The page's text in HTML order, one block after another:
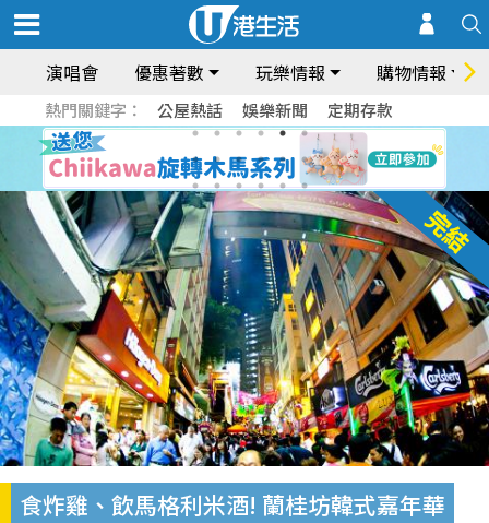
演唱會 優惠著數 玩樂情報 購物情報
熱門關鍵字： 公屋熱話 娛樂新聞 定期存款
食炸雞、飲馬格利米酒! 蘭桂坊韓式嘉年華